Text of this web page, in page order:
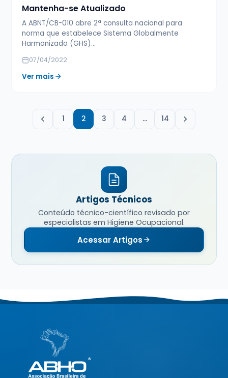
Mantenha-se Atualizado
A ABNT/CB-010 abre 2ª consulta nacional para
norma que estabelece Sistema Globalmente
Harmonizado (GHS)...
07/04/2022
Ver mais
1 2 3 4 … 14
Artigos Técnicos
Conteúdo técnico-científico revisado por
especialistas em Higiene Ocupacional.
Acessar Artigos